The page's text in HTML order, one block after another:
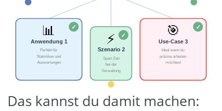
Das kannst du damit machen: